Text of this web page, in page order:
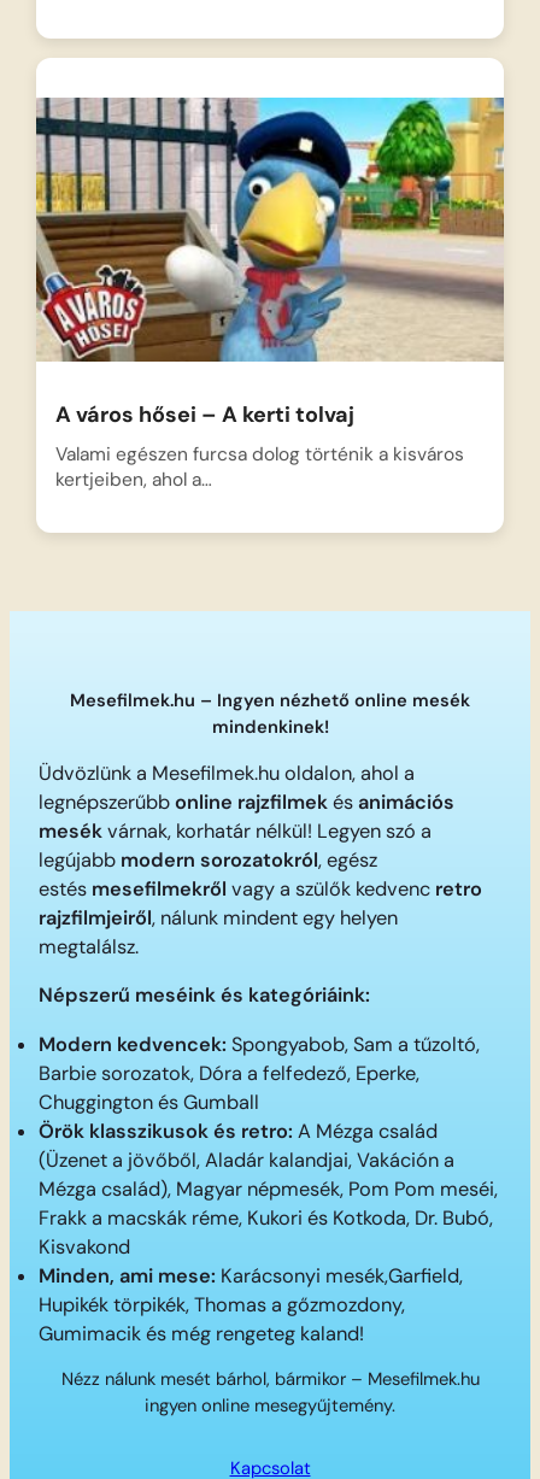
A város hősei – A kerti tolvaj
Valami egészen furcsa dolog történik a kisváros
kertjeiben, ahol a…
Mesefilmek.hu – Ingyen nézhető online mesék
mindenkinek!
Üdvözlünk a Mesefilmek.hu oldalon, ahol a
legnépszerűbbonline rajzfilmekésanimációs
mesékvárnak, korhatár nélkül! Legyen szó a
legújabb modern sorozatokról, egész
estés mesefilmekről vagy a szülők kedvenc retro
rajzfilmjeiről, nálunk mindent egy helyen
megtalálsz.
Népszerű meséink és kategóriáink:
Modern kedvencek: Spongyabob, Sam a tűzoltó,
Barbie sorozatok, Dóra a felfedező, Eperke,
Chuggington és Gumball
Örök klasszikusok és retro: A Mézga család
(Üzenet a jövőből, Aladár kalandjai, Vakáción a
Mézga család), Magyar népmesék, Pom Pom meséi,
Frakk a macskák réme, Kukori és Kotkoda, Dr. Bubó,
Kisvakond
Minden, ami mese: Karácsonyi mesék,Garfield,
Hupikék törpikék, Thomas a gőzmozdony,
Gumimacik és még rengeteg kaland!
Nézz nálunk mesét bárhol, bármikor – Mesefilmek.hu
ingyen online mesegyűjtemény.
Kapcsolat